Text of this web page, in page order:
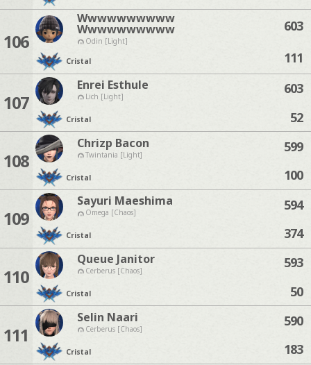
106
Wwwwwwwwww
Wwwwwwwwww
Odin [Light]
Cristal
603
111
107
Enrei Esthule
Lich [Light]
Cristal
603
52
108
Chrizp Bacon
Twintania [Light]
Cristal
599
100
109
Sayuri Maeshima
Omega [Chaos]
Cristal
594
374
110
Queue Janitor
Cerberus [Chaos]
Cristal
593
50
111
Selin Naari
Cerberus [Chaos]
Cristal
590
183